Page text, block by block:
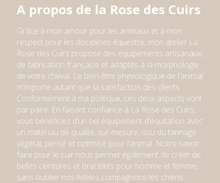
A propos de la Rose des Cuirs
Grâce à mon amour pour les animaux et à mon
respect pour les disciplines équestre, mon atelier La
Rose des Cuirs propose des équipements artisanaux,
de fabrication française et adaptés à la morphologie
de votre cheval. Le bien-être physiologique de l’animal
m’importe autant que la satisfaction des clients.
Conformément à ma politique, ces deux aspects vont
par paire. En faisant confiance à La Rose des Cuirs,
vous bénéficiez d’un bel équipement d’équitation avec
un matériau de qualité, sur-mesure, issu du tannage
végétal, pensé et optimisé pour l’animal. Notre savoir-
faire pour le cuir nous permet également de créer de
belles ceintures et bracelets pour homme et femme,
sans oublier nos fidèles compagnons les chiens.